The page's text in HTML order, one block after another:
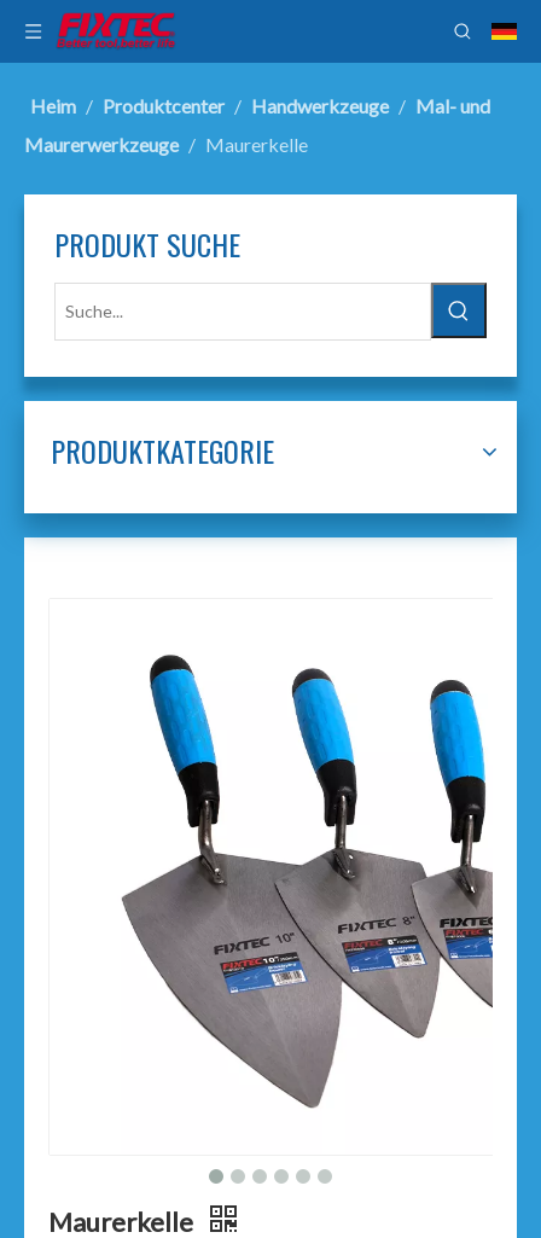
Heim / Produktcenter / Handwerkzeuge / Mal- und
Maurerwerkzeuge / Maurerkelle
PRODUKT SUCHE
PRODUKTKATEGORIE
Maurerkelle